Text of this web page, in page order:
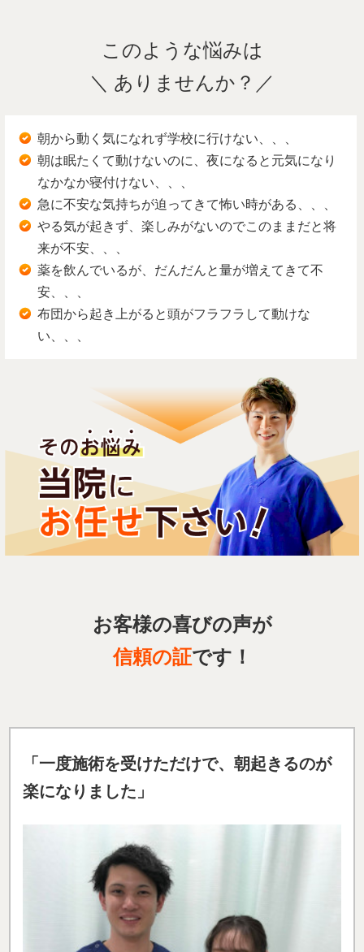
このような悩みは
＼ ありませんか？／
朝から動く気になれず学校に行けない、、、
朝は眠たくて動けないのに、夜になると元気になり
なかなか寝付けない、、、
急に不安な気持ちが迫ってきて怖い時がある、、、
やる気が起きず、楽しみがないのでこのままだと将
来が不安、、、
薬を飲んでいるが、だんだんと量が増えてきて不
安、、、
布団から起き上がると頭がフラフラして動けな
い、、、
お客様の喜びの声が
信頼の証です！
「一度施術を受けただけで、朝起きるのが
楽になりました」